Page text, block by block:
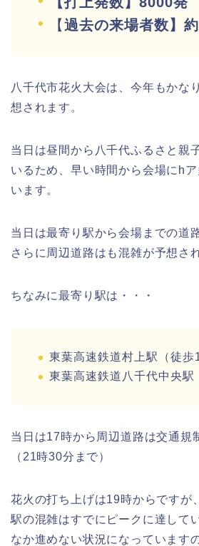
【過去の来場者数】
八千代市花火大会は、今年もかな
想されます。
当日は昼間から八千代ふるさと親
いるため、早い時間から会場にh
います。
当日は最寄り駅から会場までの道
さらに周辺道路はも混雑が予想さ
ちなみに最寄り駅は・・・
東葉高速鉄道村上駅（徒歩
東葉高速鉄道八千代中央駅
当日は17時から周辺道路は交通規
（21時30分まで）
花火の打ち上げは19時からですが
駅の混雑はすでにピークに達して
なか進めない状況になっています